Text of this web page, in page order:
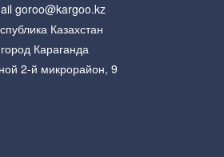
goroo@kargoo.kz
Казахстан
город Караганда
2-й микрорайон, 9